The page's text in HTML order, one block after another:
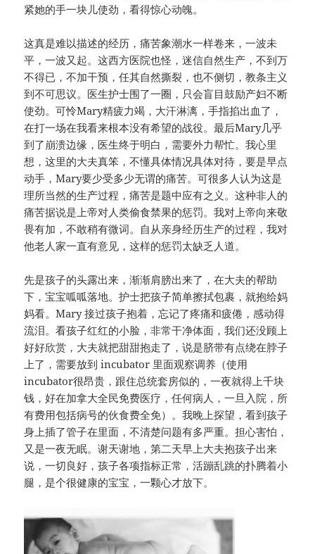
紧她的手一块儿使劲，看得惊心动魄。
这真是难以描述的经历，痛苦象潮水一样卷来，一波未
平，一波又起。这西方医院也怪，迷信自然生产，不到万
不得已，不加干预，任其自然撕裂，也不侧切，教条主义
到不可思议。医生护士围了一圈，只会盲目鼓励产妇不断
使劲。可怜Mary精疲力竭，大汗淋漓，手指掐出血了，
在打一场在我看来根本没有希望的战役。最后Mary几乎
到了崩溃边缘，医生终于明白，需要外力帮忙。我心里
想，这里的大夫真笨，不懂具体情况具体对待，要是早点
动手，Mary要少受多少无谓的痛苦。可很多人认为这是
理所当然的生产过程，痛苦是题中应有之义。这种非人的
痛苦据说是上帝对人类偷食禁果的惩罚。我对上帝向来敬
畏有加，不敢稍有微词。自从亲身经历生产的过程，我对
他老人家一直有意见，这样的惩罚太缺乏人道。
先是孩子的头露出来，渐渐肩膀出来了，在大夫的帮助
下，宝宝呱呱落地。护士把孩子简单擦拭包裹，就抱给妈
妈看。Mary 接过孩子抱着，忘记了疼痛和疲倦，感动得
流泪。看孩子红红的小脸，非常干净体面，我们还没顾上
好好欣赏，大夫就把甜甜抱走了，说是脐带有点绕在脖子
上了，需要放到 incubator 里面观察调养（使用
incubator很昂贵，跟住总统套房似的，一夜就得上千块
钱，好在加拿大全民免费医疗，任何病人，一旦入院，所
有费用包括病号的伙食费全免）。我晚上探望，看到孩子
身上插了管子在里面，不清楚问题有多严重。担心害怕，
又是一夜无眠。谢天谢地，第二天早上大夫抱孩子出来
说，一切良好，孩子各项指标正常，活蹦乱跳的扑腾着小
腿，是个很健康的宝宝，一颗心才放下。